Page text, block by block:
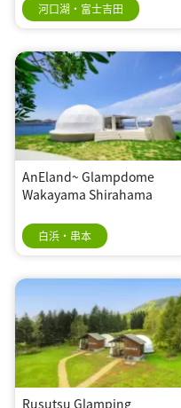
河口湖・富士吉田
AnEland~ Glampdome
Wakayama Shirahama
白浜・串本
Rusutsu Glamping